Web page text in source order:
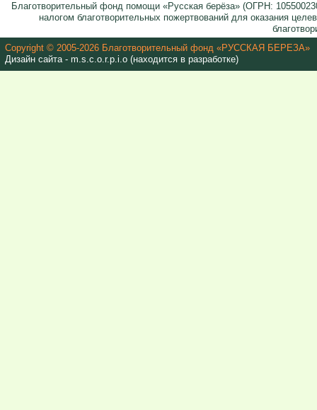
Благотворительный фонд помощи «Русская берёза» (ОГРН:
налогом благотворительных пожертвований для оказания
Copyright © 2005-2026 Благотворительный фонд «РУССКАЯ БЕРЕЗА»
Дизайн сайта - m.s.c.o.r.p.i.o (находится в разработке)